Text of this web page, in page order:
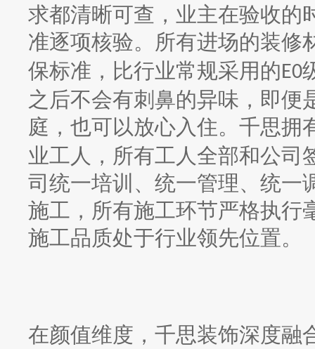
求都清晰可查，业主在验收的
准逐项核验。所有进场的装修
保标准，比行业常规采用的E0
之后不会有刺鼻的异味，即便
庭，也可以放心入住。千思拥
业工人，所有工人全部和公司
司统一培训、统一管理、统一
施工，所有施工环节严格执行
施工品质处于行业领先位置。
在颜值维度，千思装饰深度融